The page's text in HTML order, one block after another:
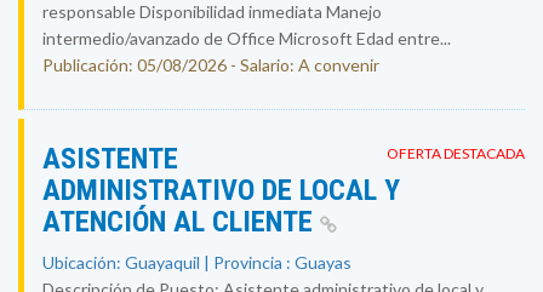
responsable Disponibilidad inmediata Manejo
intermedio/avanzado de Office Microsoft Edad entre...
Publicación: 05/08/2026 - Salario: A convenir
OFERTA DESTACADA
ASISTENTE
ADMINISTRATIVO DE LOCAL Y
ATENCIÓN AL CLIENTE
Ubicación: Guayaquil | Provincia : Guayas